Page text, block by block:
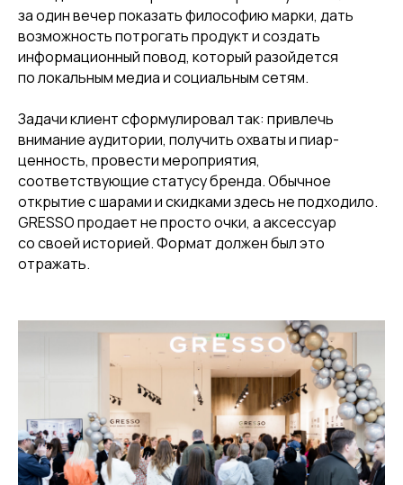
за один вечер показать философию марки, дать
возможность потрогать продукт и создать
информационный повод, который разойдется
по локальным медиа и социальным сетям.
Задачи клиент сформулировал так: привлечь
внимание аудитории, получить охваты и пиар-
ценность, провести мероприятия,
соответствующие статусу бренда. Обычное
открытие с шарами и скидками здесь не подходило.
GRESSO продает не просто очки, а аксессуар
со своей историей. Формат должен был это
отражать.